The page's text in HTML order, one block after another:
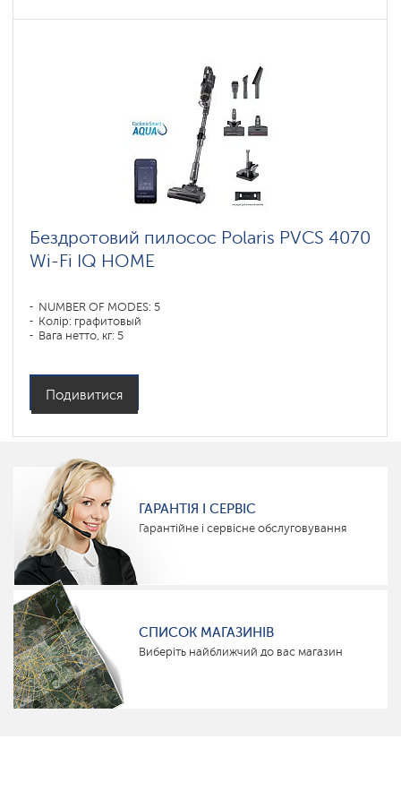
Бездротовий пилосос Polaris PVCS 4070
Wi-Fi IQ HOME
NUMBER OF MODES: 5
Колір: графитовый
Вага нетто, кг: 5
Подивитися
ГАРАНТІЯ І СЕРВІС
Гарантійне і сервісне обслуговування
СПИСОК МАГАЗИНІВ
Виберіть найближчий до вас магазин